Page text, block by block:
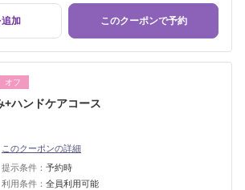
加 このクーポンで予約
オフ
+ハンドケアコース
このクーポンの詳細
提示条件： 予約時
利用条件： 全員利用可能